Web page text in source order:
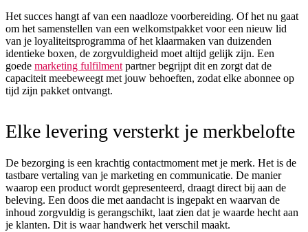
Het succes hangt af van een naadloze voorbereiding. Of het nu gaat
om het samenstellen van een welkomstpakket voor een nieuw lid
van je loyaliteitsprogramma of het klaarmaken van duizenden
identieke boxen, de zorgvuldigheid moet altijd gelijk zijn. Een
goede marketing fulfilment partner begrijpt dit en zorgt dat de
capaciteit meebeweegt met jouw behoeften, zodat elke abonnee op
tijd zijn pakket ontvangt.
Elke levering versterkt je merkbelofte
De bezorging is een krachtig contactmoment met je merk. Het is de
tastbare vertaling van je marketing en communicatie. De manier
waarop een product wordt gepresenteerd, draagt direct bij aan de
beleving. Een doos die met aandacht is ingepakt en waarvan de
inhoud zorgvuldig is gerangschikt, laat zien dat je waarde hecht aan
je klanten. Dit is waar handwerk het verschil maakt.